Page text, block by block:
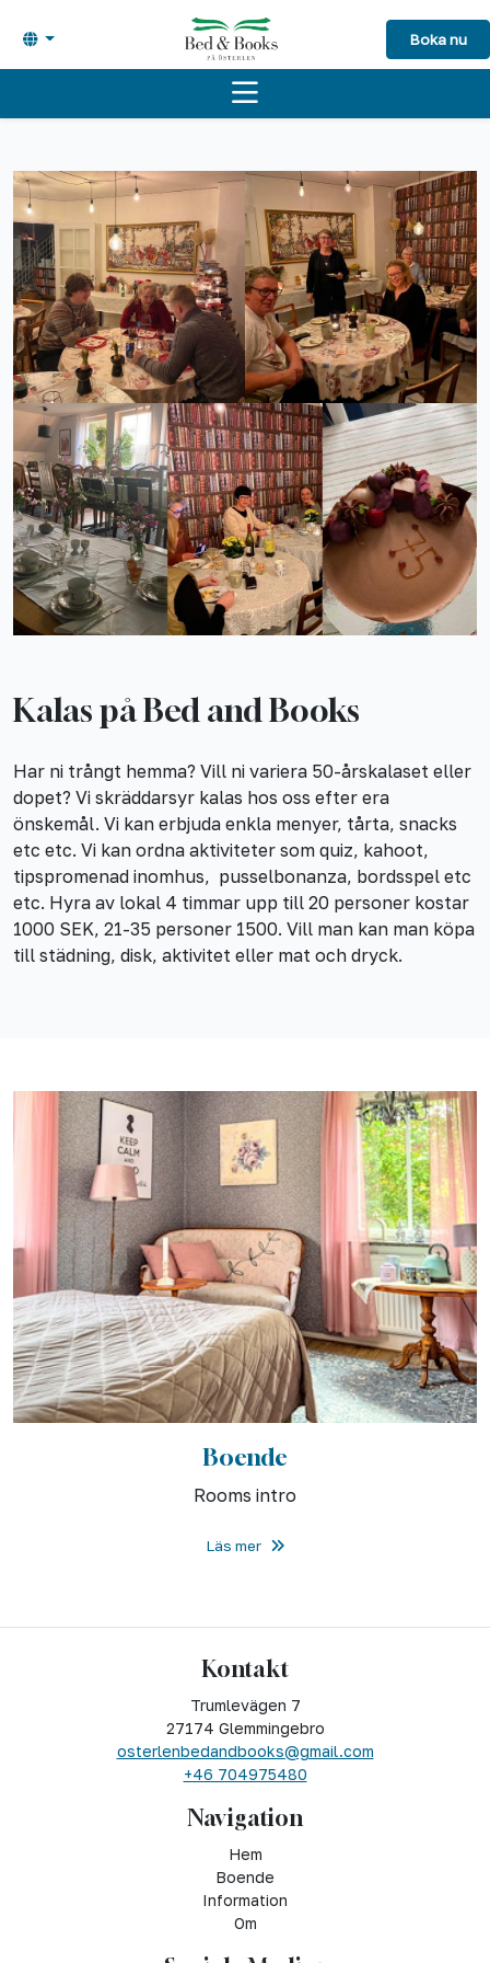
Boka nu
Kalas på Bed and Books
Har ni trångt hemma? Vill ni variera 50-årskalaset eller
dopet? Vi skräddarsyr kalas hos oss efter era
önskemål. Vi kan erbjuda enkla menyer, tårta, snacks
etc etc. Vi kan ordna aktiviteter som quiz, kahoot,
tipspromenad inomhus, pusselbonanza, bordsspel etc
etc. Hyra av lokal 4 timmar upp till 20 personer kostar
1000 SEK, 21-35 personer 1500. Vill man kan man köpa
till städning, disk, aktivitet eller mat och dryck.
Boende
Rooms intro
Läs mer
Kontakt
Trumlevägen 7
27174 Glemmingebro
osterlenbedandbooks@gmail.com
+46 704975480
Navigation
Hem
Boende
Information
Om